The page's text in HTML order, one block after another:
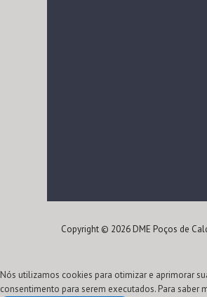
Copyright © 2026 DME Poços de
Nós utilizamos cookies para otimizar e aprimorar
consentimento para serem executados. Para saber